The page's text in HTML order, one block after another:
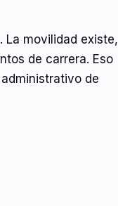
La movilidad existe,
de carrera. Eso
de